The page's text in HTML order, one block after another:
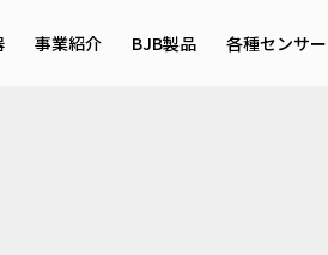
事業紹介
BJB製品
各種センサー
バイタル